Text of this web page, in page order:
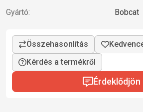
Gyártó: Bobcat
Kérdés a termékről
Érdeklődjön